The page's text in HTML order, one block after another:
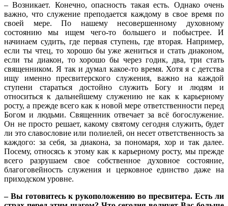
– Возникает. Конечно, опасность такая есть. Однако очень
важно, что служение преподается каждому в свое время по
своей мере. По нашему несовершенному духовному
состоянию мы ищем чего-то большего и побыстрее. И
начинаем судить, где первая ступень, где вторая. Например,
если ты чтец, то хорошо бы уже жениться и стать диаконом,
если ты диакон, то хорошо бы через годик, два, три стать
священником. Я так и думал какое-то время. Хотя я с детства
ищу именно пресвитерского служения, важно на каждой
ступени стараться достойно служить Богу и людям и
относиться к дальнейшему служению не как к карьерному
росту, а прежде всего как к новой мере ответственности перед
Богом и людьми. Священник отвечает за всё богослужение.
Он не просто решает, какому святому сегодня служить, будет
ли это славословие или полиелей, он несет ответственность за
каждого: за себя, за диакона, за пономаря, хор и так далее.
Посему, относясь к этому как к карьерному росту, мы прежде
всего разрушаем свое собственное духовное состояние,
благоговейность служения и церковное единство даже на
приходском уровне.
– Вы готовитесь к рукоположению во пресвитера. Есть ли